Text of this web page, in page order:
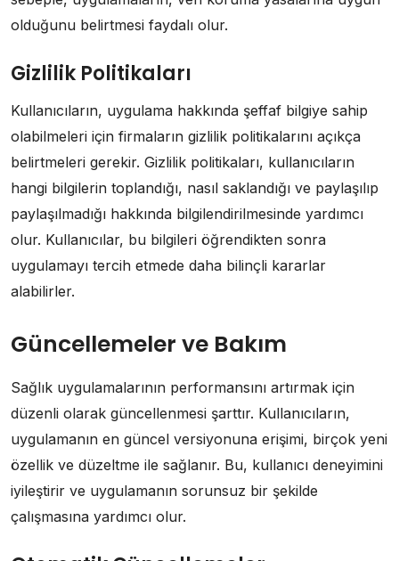
olduğunu belirtmesi faydalı olur.
Gizlilik Politikaları
Kullanıcıların, uygulama hakkında şeffaf bilgiye sahip
olabilmeleri için firmaların gizlilik politikalarını açıkça
belirtmeleri gerekir. Gizlilik politikaları, kullanıcıların
hangi bilgilerin toplandığı, nasıl saklandığı ve paylaşılıp
paylaşılmadığı hakkında bilgilendirilmesinde yardımcı
olur. Kullanıcılar, bu bilgileri öğrendikten sonra
uygulamayı tercih etmede daha bilinçli kararlar
alabilirler.
Güncellemeler ve Bakım
Sağlık uygulamalarının performansını artırmak için
düzenli olarak güncellenmesi şarttır. Kullanıcıların,
uygulamanın en güncel versiyonuna erişimi, birçok yeni
özellik ve düzeltme ile sağlanır. Bu, kullanıcı deneyimini
iyileştirir ve uygulamanın sorunsuz bir şekilde
çalışmasına yardımcı olur.